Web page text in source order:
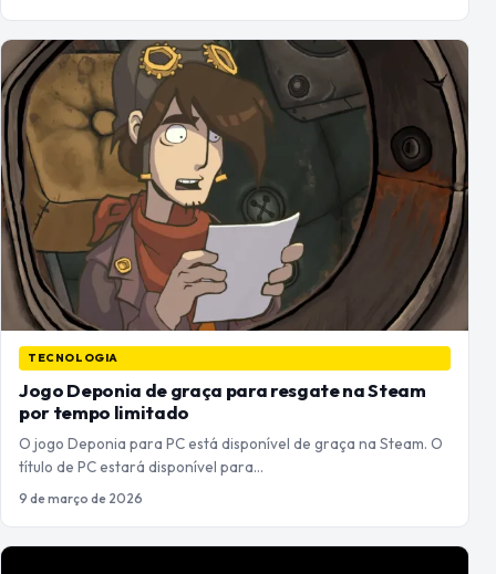
TECNOLOGIA
Jogo Deponia de graça para resgate na Steam
por tempo limitado
O jogo Deponia para PC está disponível de graça na Steam. O
título de PC estará disponível para…
9 de março de 2026